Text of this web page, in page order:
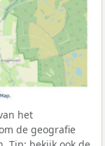
het
de geografie